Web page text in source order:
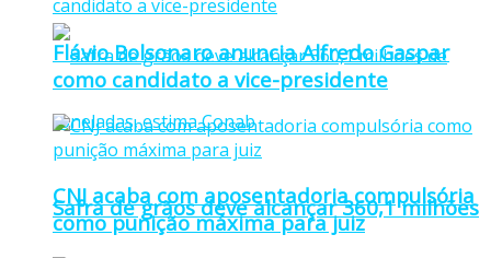
Safra de grãos deve alcançar 360,1 milhões
Flávio Bolsonaro anuncia Alfredo Gaspar
como candidato a vice-presidente
CNJ acaba com aposentadoria compulsória
como punição máxima para juiz